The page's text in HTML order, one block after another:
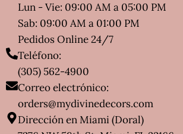
Lun - Vie: 09:00 AM a 05:00 PM
Sab: 09:00 AM a 01:00 PM
Pedidos Online 24/7
Teléfono:
(305) 562-4900
Correo electrónico:
orders@mydivinedecors.com
Dirección en Miami (Doral)